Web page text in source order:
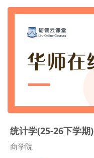
统计学(25-26下学期)
課程類別
商学院